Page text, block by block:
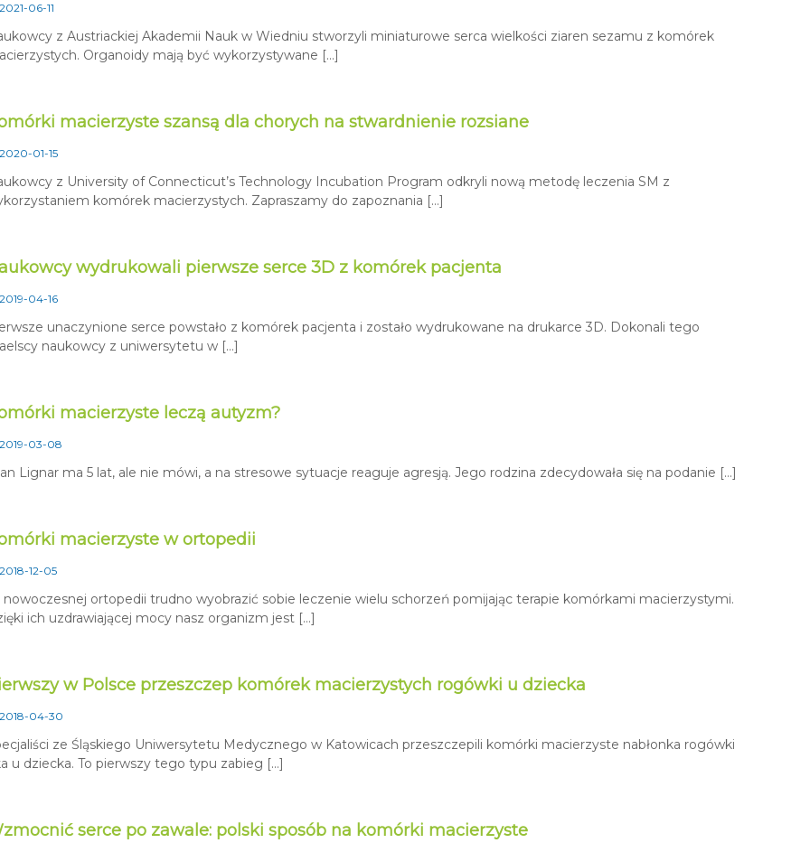
2021-06-11
z Austriackiej Akademii Nauk w Wiedniu stworzyli miniaturowe serca wielkości ziaren sezamu z komórek
Organoidy mają być wykorzystywane […]
macierzyste szansą dla chorych na stwardnienie rozsiane
2020-01-15
z University of Connecticut’s Technology Incubation Program odkryli nową metodę leczenia SM z
komórek macierzystych. Zapraszamy do zapoznania […]
wydrukowali pierwsze serce 3D z komórek pacjenta
2019-04-16
unaczynione serce powstało z komórek pacjenta i zostało wydrukowane na drukarce 3D. Dokonali tego
naukowcy z uniwersytetu w […]
macierzyste leczą autyzm?
2019-03-08
Lignar ma 5 lat, ale nie mówi, a na stresowe sytuacje reaguje agresją. Jego rodzina zdecydowała się na podanie […]
macierzyste w ortopedii
2018-12-05
nowoczesnej ortopedii trudno wyobrazić sobie leczenie wielu schorzeń pomijając terapie komórkami macierzystymi.
ich uzdrawiającej mocy nasz organizm jest […]
w Polsce przeszczep komórek macierzystych rogówki u dziecka
2018-04-30
ze Śląskiego Uniwersytetu Medycznego w Katowicach przeszczepili komórki macierzyste nabłonka rogówki
u dziecka. To pierwszy tego typu zabieg […]
serce po zawale: polski sposób na komórki macierzyste